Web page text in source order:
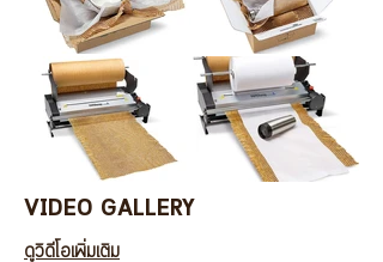
VIDEO GALLERY
ดูวิดีโอเพิ่มเติม